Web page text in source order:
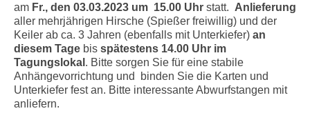
am Fr., den 03.03.2023 um 15.00 Uhr statt. Anlieferung
aller mehrjährigen Hirsche (Spießer freiwillig) und der
Keiler ab ca. 3 Jahren (ebenfalls mit Unterkiefer) an
diesem Tage bis spätestens 14.00 Uhr im
Tagungslokal . Bitte sorgen Sie für eine stabile
Anhängevorrichtung und binden Sie die Karten und
Unterkiefer fest an. Bitte interessante Abwurfstangen mit
anliefern.